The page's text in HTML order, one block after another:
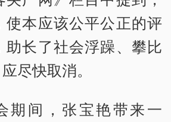
使本应该公平公正的评
助长了社会浮躁、攀比
尽快取消。
期间，张宝艳带来一